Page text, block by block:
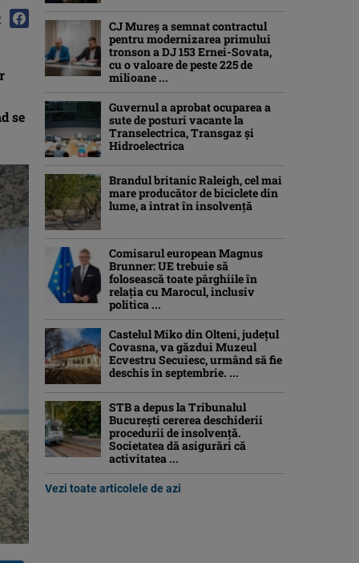
se
CJ Mureș a semnat contractul
pentru modernizarea primului
tronson a DJ 153 Ernei-Sovata,
cu o valoare de peste 225 de
milioane ...
Guvernul a aprobat ocuparea a
sute de posturi vacante la
Transelectrica, Transgaz și
Hidroelectrica
Brandul britanic Raleigh, cel mai
mare producător de biciclete din
lume, a intrat în insolvență
Comisarul european Magnus
Brunner: UE trebuie să
folosească toate pârghiile în
relația cu Marocul, inclusiv
politica ...
Castelul Miko din Olteni, județul
Covasna, va găzdui Muzeul
Ecvestru Secuiesc, urmând să fie
deschis în septembrie. ...
STB a depus la Tribunalul
București cererea deschiderii
procedurii de insolvență.
Societatea dă asigurări că
activitatea ...
Vezi toate articolele de azi